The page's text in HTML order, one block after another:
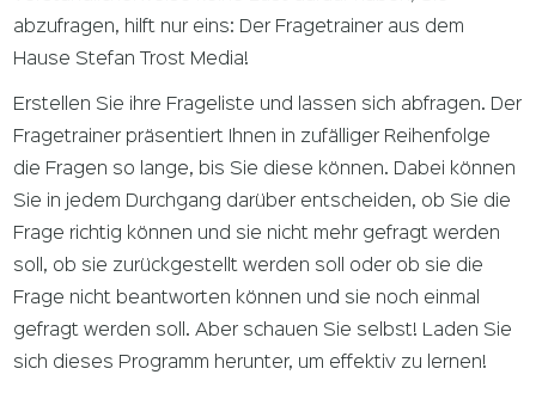
abzufragen, hilft nur eins: Der Fragetrainer aus dem
Hause Stefan Trost Media!
Erstellen Sie ihre Frageliste und lassen sich abfragen. Der
Fragetrainer präsentiert Ihnen in zufälliger Reihenfolge
die Fragen so lange, bis Sie diese können. Dabei können
Sie in jedem Durchgang darüber entscheiden, ob Sie die
Frage richtig können und sie nicht mehr gefragt werden
soll, ob sie zurückgestellt werden soll oder ob sie die
Frage nicht beantworten können und sie noch einmal
gefragt werden soll. Aber schauen Sie selbst! Laden Sie
sich dieses Programm herunter, um effektiv zu lernen!